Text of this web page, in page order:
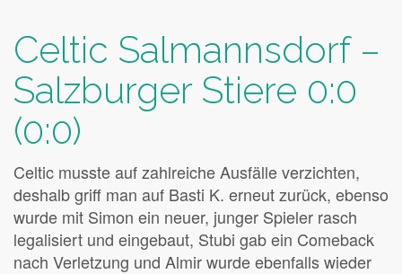
Celtic Salmannsdorf –
Salzburger Stiere 0:0
(0:0)
Celtic musste auf zahlreiche Ausfälle verzichten,
deshalb griff man auf Basti K. erneut zurück, ebenso
wurde mit Simon ein neuer, junger Spieler rasch
legalisiert und eingebaut, Stubi gab ein Comeback
nach Verletzung und Almir wurde ebenfalls wieder